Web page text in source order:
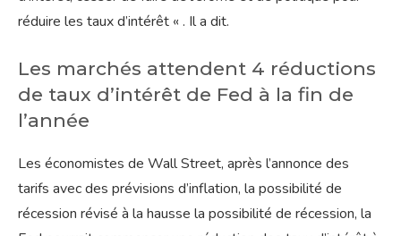
réduire les taux d’intérêt « . Il a dit.
Les marchés attendent 4 réductions
de taux d’intérêt de Fed à la fin de
l’année
Les économistes de Wall Street, après l’annonce des
tarifs avec des prévisions d’inflation, la possibilité de
récession révisé à la hausse la possibilité de récession, la